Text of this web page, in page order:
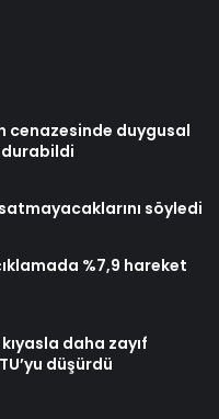
cenazesinde duygusal
söyledi
%7,9 hareket
daha zayıf
düşürdü